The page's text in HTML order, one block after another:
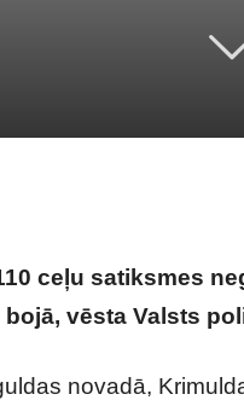
ceļu satiksmes
vēsta Valsts
novadā,